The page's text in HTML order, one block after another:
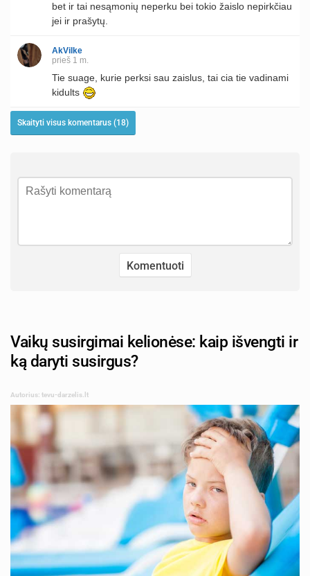
bet ir tai nesąmonių neperku bei tokio žaislo nepirkčiau
jei ir prašytų.
AkVilke
prieš 1 m.
Tie suage, kurie perksi sau zaislus, tai cia tie vadinami
kidults
Skaityti visus komentarus (18)
Vaikų susirgimai kelionėse: kaip išvengti ir
ką daryti susirgus?
Autorius: tevu-darzelis.lt